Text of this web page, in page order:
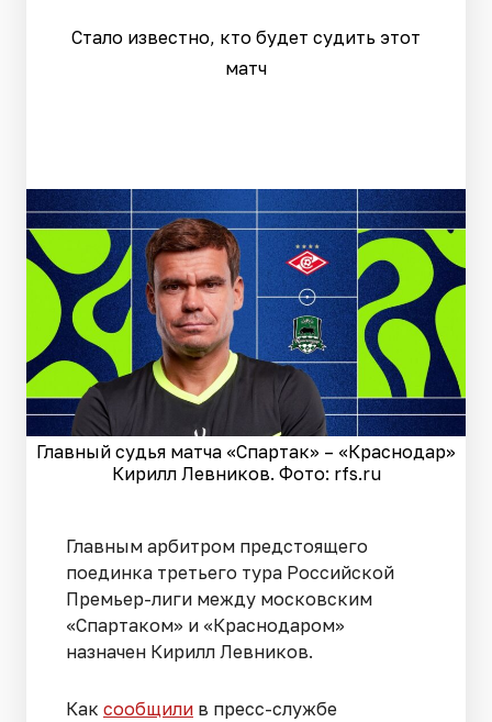
Стало известно, кто будет судить этот
матч
Главный судья матча «Спартак» – «Краснодар»
Кирилл Левников. Фото: rfs.ru
Главным арбитром предстоящего
поединка третьего тура Российской
Премьер-лиги между московским
«Спартаком» и «Краснодаром»
назначен Кирилл Левников.
Как сообщили в пресс-службе